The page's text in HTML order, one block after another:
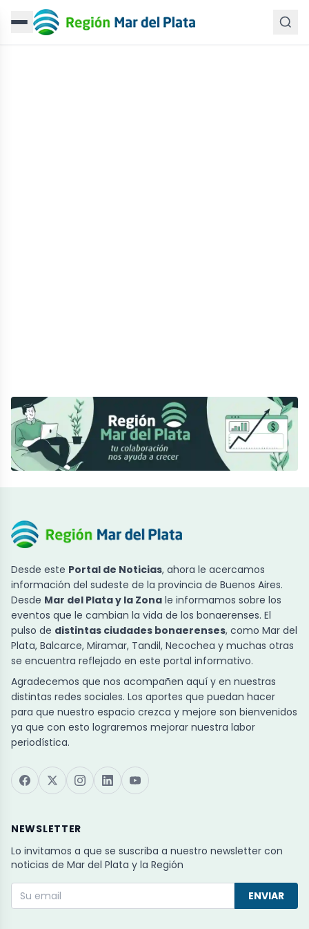
Desde este Portal de Noticias, ahora le acercamos
información del sudeste de la provincia de Buenos Aires.
Desde Mar del Plata y la Zona le informamos sobre los
eventos que le cambian la vida de los bonaerenses. El
pulso de distintas ciudades bonaerenses, como Mar del
Plata, Balcarce, Miramar, Tandil, Necochea y muchas otras
se encuentra reflejado en este portal informativo.
Agradecemos que nos acompañen aquí y en nuestras
distintas redes sociales. Los aportes que puedan hacer
para que nuestro espacio crezca y mejore son bienvenidos
ya que con esto lograremos mejorar nuestra labor
periodística.
NEWSLETTER
Lo invitamos a que se suscriba a nuestro newsletter con
noticias de Mar del Plata y la Región
ENVIAR